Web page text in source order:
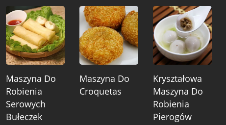
Maszyna Do
Robienia
Serowych
Bułeczek
Maszyna Do
Croquetas
Kryształowa
Maszyna Do
Robienia
Pierogów